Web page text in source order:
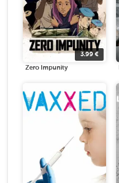
3.99 €
Zero Impunity